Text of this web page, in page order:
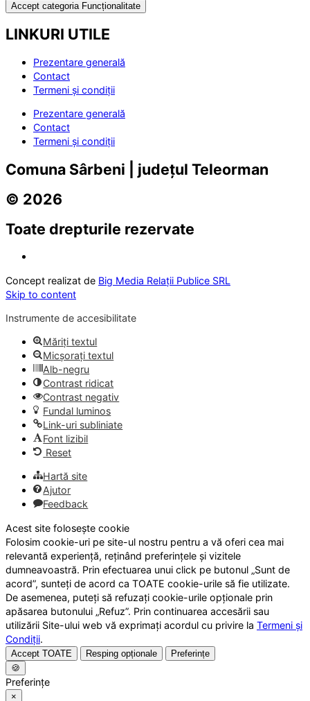
Accept categoria Funcționalitate
LINKURI UTILE
Prezentare generală
Contact
Termeni și condiții
Prezentare generală
Contact
Termeni și condiții
Comuna Sârbeni | județul Teleorman
© 2026
Toate drepturile rezervate
Concept realizat de Big Media Relații Publice SRL
Skip to content
Instrumente de accesibilitate
Măriți textul
Micșorați textul
Alb-negru
Contrast ridicat
Contrast negativ
Fundal luminos
Link-uri subliniate
Font lizibil
Reset
Hartă site
Ajutor
Feedback
Acest site folosește cookie
Folosim cookie-uri pe site-ul nostru pentru a vă oferi cea mai
relevantă experiență, reținând preferințele și vizitele
dumneavoastră. Prin efectuarea unui click pe butonul „Sunt de
acord”, sunteți de acord ca TOATE cookie-urile să fie utilizate.
De asemenea, puteți să refuzați cookie-urile opționale prin
apăsarea butonului „Refuz”. Prin continuarea accesării sau
utilizării Site-ului web vă exprimați acordul cu privire la Termeni și
Condiții.
Accept TOATE Resping opționale
Preferințe
🍪
Preferințe
×